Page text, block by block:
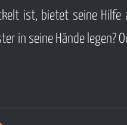
auf
ist, bietet seine
in seine Hände legen?